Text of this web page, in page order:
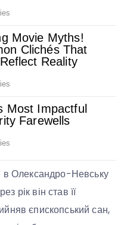
в Олександро-Невську
рік він став її
єпископський сан,